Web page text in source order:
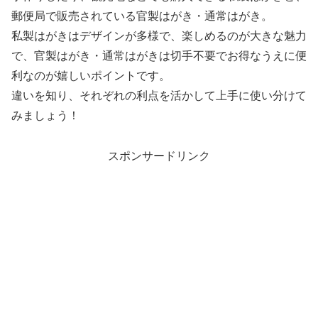
郵便局で販売されている官製はがき・通常はがき。
私製はがきはデザインが多様で、楽しめるのが大きな魅力
で、官製はがき・通常はがきは切手不要でお得なうえに便
利なのが嬉しいポイントです。
違いを知り、それぞれの利点を活かして上手に使い分けて
みましょう！
スポンサードリンク